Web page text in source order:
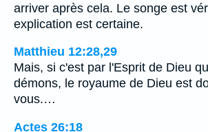
arriver après cela. Le songe est
explication est certaine.
Matthieu 12:28,29
Mais, si c'est par l'Esprit de Dieu
démons, le royaume de Dieu est
vous.…
Actes 26:18